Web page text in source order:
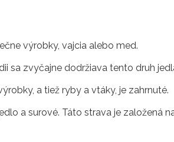
výrobky, vajcia alebo med.
sa zvyčajne dodržiava tento druh
a tiež ryby a vtáky, je zahrnuté.
a surové. Táto strava je založená